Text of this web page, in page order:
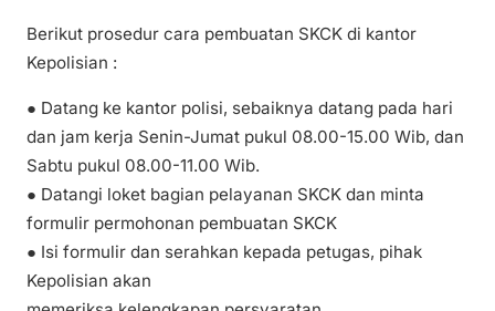
Berikut prosedur cara pembuatan SKCK di kantor
Kepolisian :
● Datang ke kantor polisi, sebaiknya datang pada hari
dan jam kerja Senin-Jumat pukul 08.00-15.00 Wib, dan
Sabtu pukul 08.00-11.00 Wib.
● Datangi loket bagian pelayanan SKCK dan minta
formulir permohonan pembuatan SKCK
● Isi formulir dan serahkan kepada petugas, pihak
Kepolisian akan